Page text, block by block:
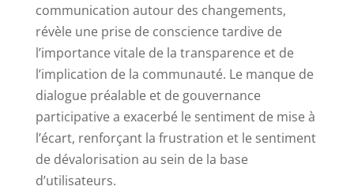
communication autour des changements,
révèle une prise de conscience tardive de
l’importance vitale de la transparence et de
l’implication de la communauté. Le manque de
dialogue préalable et de gouvernance
participative a exacerbé le sentiment de mise à
l’écart, renforçant la frustration et le sentiment
de dévalorisation au sein de la base
d’utilisateurs.